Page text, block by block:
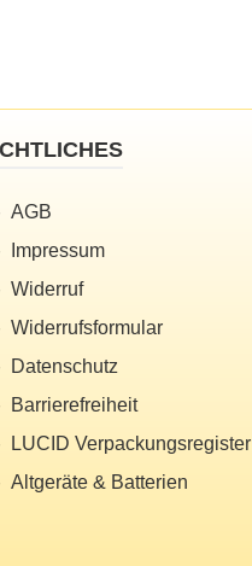
AGB
Impressum
Widerruf
Widerrufsformular
Datenschutz
Barrierefreiheit
LUCID Verpackungsregister
Altgeräte & Batterien